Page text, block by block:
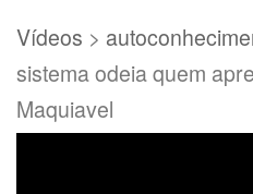
Vídeos >
sistema odeia quem
Maquiavel